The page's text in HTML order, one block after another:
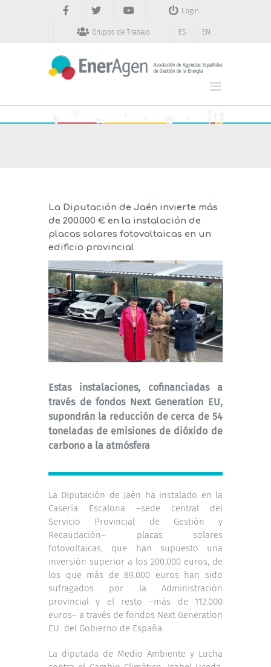
Login
Grupos de Trabajo ES EN
La Diputación de Jaén invierte más
de 200.000 € en la instalación de
placas solares fotovoltaicas en un
edificio provincial
Estas instalaciones, cofinanciadas a
través de fondos Next Generation EU,
supondrán la reducción de cerca de 54
toneladas de emisiones de dióxido de
carbono a la atmósfera
La Diputación de Jaén ha instalado en la
Casería Escalona –sede central del
Servicio Provincial de Gestión y
Recaudación– placas solares
fotovoltaicas, que han supuesto una
inversión superior a los 200.000 euros, de
los que más de 89.000 euros han sido
sufragados por la Administración
provincial y el resto –más de 112.000
euros– a través de fondos Next Generation
EU del Gobierno de España.
La diputada de Medio Ambiente y Lucha